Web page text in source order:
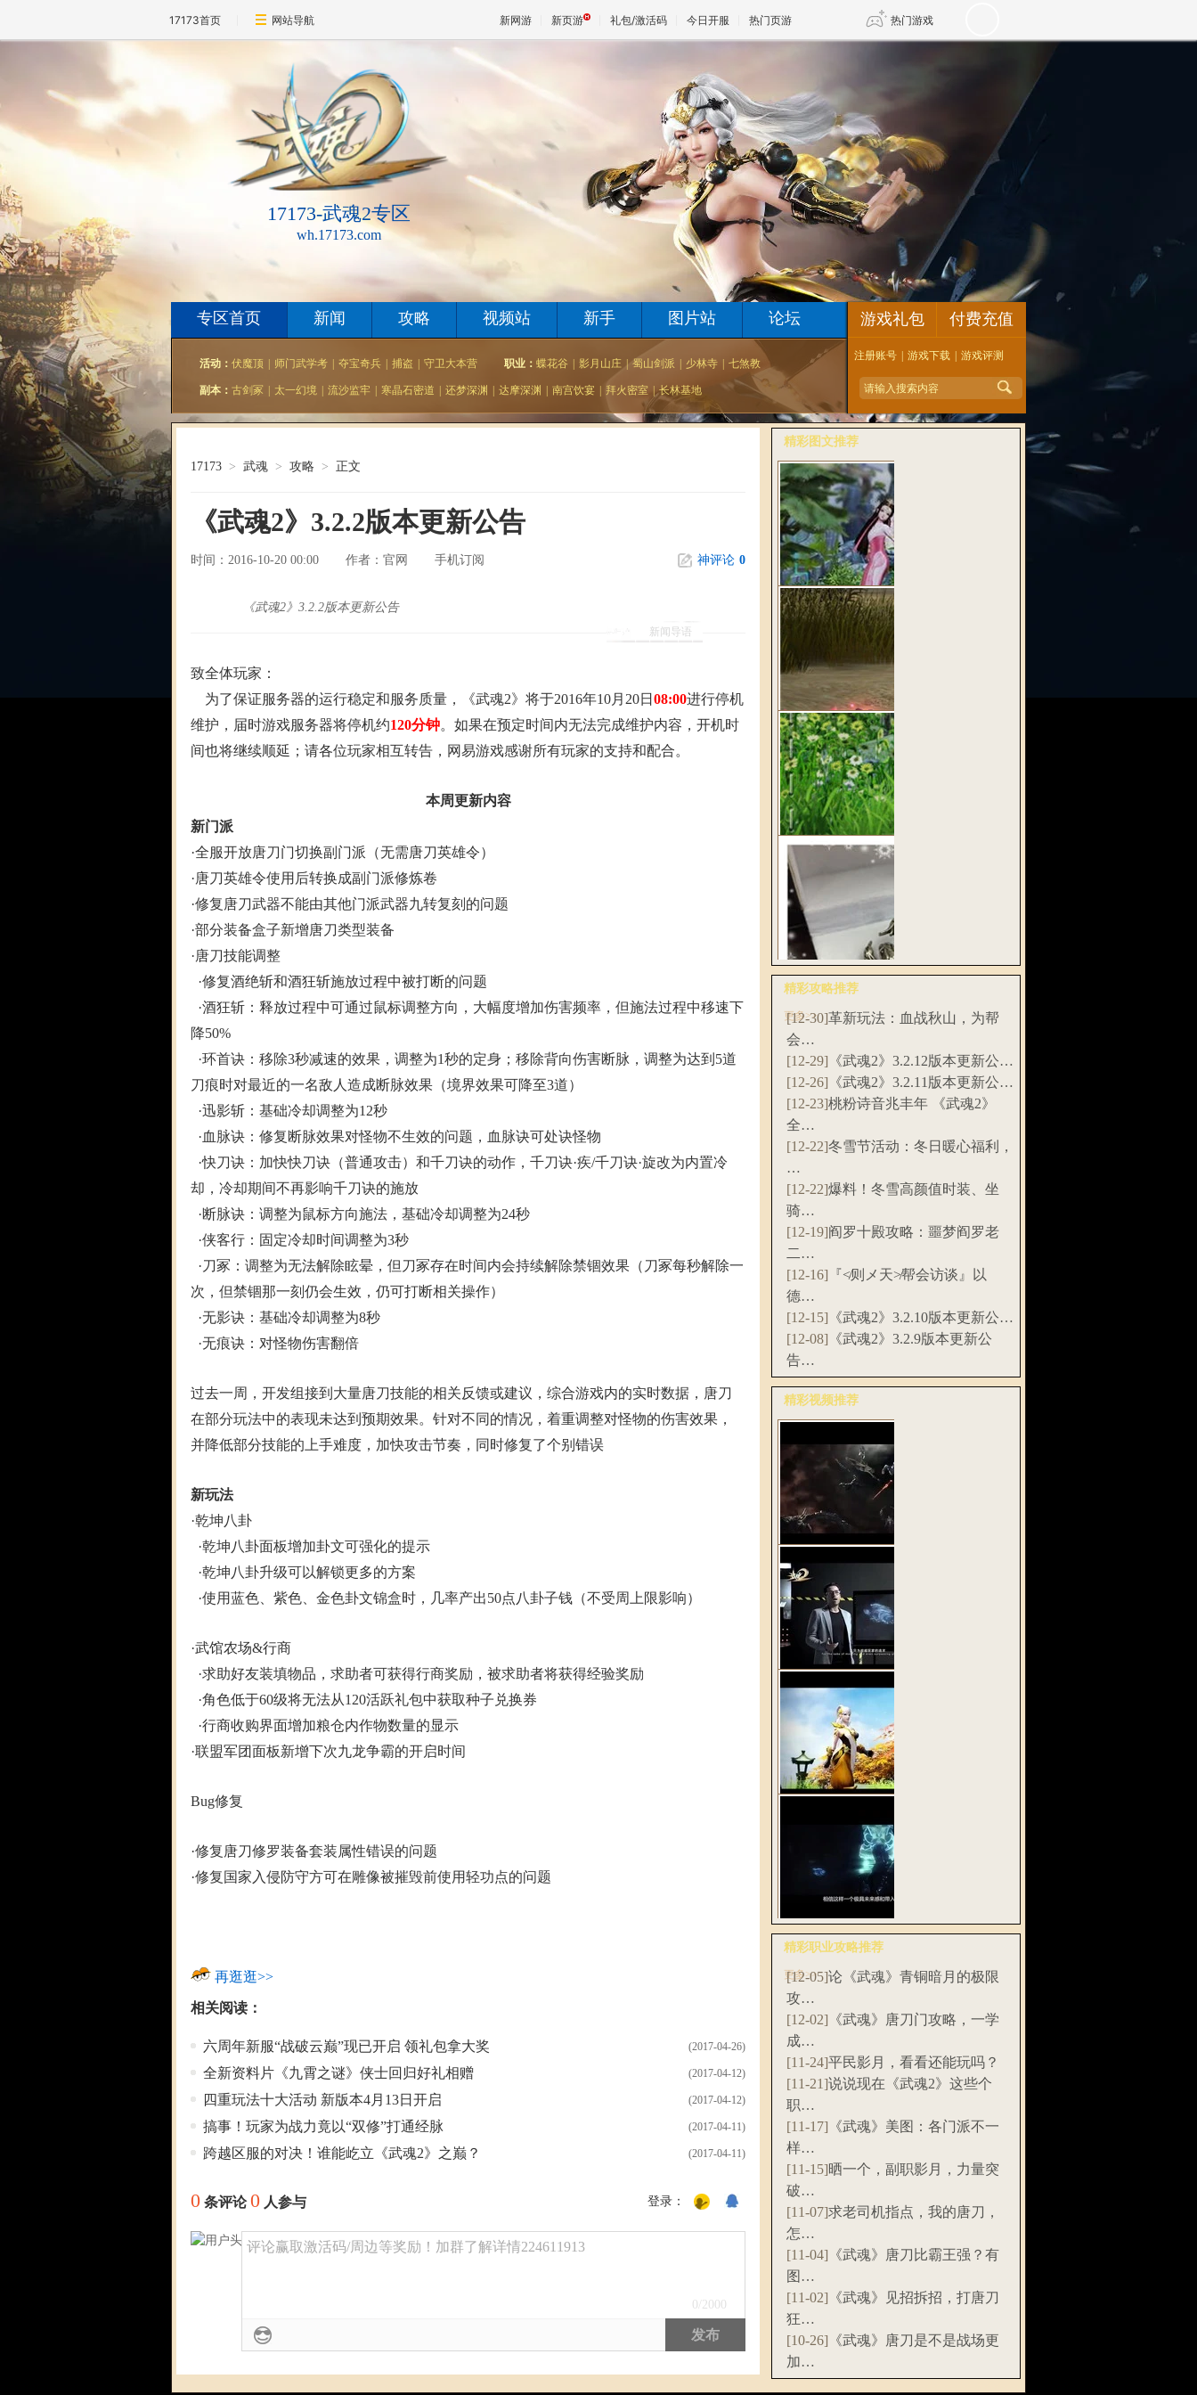
17173首页 网站导航 新网游 新页游 礼包/激活码 今日开服 热门页游 热门游戏
魔兽
天堂 剑网3旗舰版 新天龙八部
王权与自由 诛仙世界 仙剑世界
17173-武魂2专区
wh.17173.com
专区首页 新闻 攻略 视频站 新手 图片站 论坛
活动： 伏魔顶 师门武学考 夺宝奇兵 捕盗 守卫大本营 职业： 蝶花谷 影月山庄 蜀山剑派 少林寺 七煞教
副本： 古剑冢 太一幻境 流沙监牢 寒晶石密道 还梦深渊 达摩深渊 南宫饮宴 拜火密室 长林基地
游戏礼包 付费充值
注册账号 游戏下载 游戏评测
17173 > 武魂 > 攻略 > 正文
《武魂2》3.2.2版本更新公告
时间：2016-10-20 00:00 作者： 官网 手机订阅 神评论 0
新闻导语
《武魂2》3.2.2版本更新公告
致全体玩家：
为了保证服务器的运行稳定和服务质量，《武魂2》将于2016年10月20日 08:00进行停机
维护，届时游戏服务器将停机约120分钟。如果在预定时间内无法完成维护内容，开机时
间也将继续顺延；请各位玩家相互转告，网易游戏感谢所有玩家的支持和配合。
本周更新内容
新门派
·全服开放唐刀门切换副门派（无需唐刀英雄令）
·唐刀英雄令使用后转换成副门派修炼卷
·修复唐刀武器不能由其他门派武器九转复刻的问题
·部分装备盒子新增唐刀类型装备
·唐刀技能调整
·修复酒绝斩和酒狂斩施放过程中被打断的问题
·酒狂斩：释放过程中可通过鼠标调整方向，大幅度增加伤害频率，但施法过程中移速下
降50%
·环首诀：移除3秒减速的效果，调整为1秒的定身；移除背向伤害断脉，调整为达到5道
刀痕时对最近的一名敌人造成断脉效果（境界效果可降至3道）
·迅影斩：基础冷却调整为12秒
·血脉诀：修复断脉效果对怪物不生效的问题，血脉诀可处诀怪物
·快刀诀：加快快刀诀（普通攻击）和千刀诀的动作，千刀诀·疾/千刀诀·旋改为内置冷
却，冷却期间不再影响千刀诀的施放
·断脉诀：调整为鼠标方向施法，基础冷却调整为24秒
·侠客行：固定冷却时间调整为3秒
·刀冢：调整为无法解除眩晕，但刀冢存在时间内会持续解除禁锢效果（ 刀冢每秒解除一
次，但禁锢那一刻仍会生效，仍可打断相关操作）
·无影诀：基础冷却调整为8秒
·无痕诀：对怪物伤害翻倍
过去一周，开发组接到大量唐刀技能的相关反馈或建议，综合游戏内的实时数据，唐刀
在部分玩法中的表现未达到预期效果。针对不同的情况，着重调整对怪物的伤害效果，
并降低部分技能的上手难度，加快攻击节奏，同时修复了个别错误
新玩法
·乾坤八卦
·乾坤八卦面板增加卦文可强化的提示
·乾坤八卦升级可以解锁更多的方案
·使用蓝色、紫色、金色卦文锦盒时，几率产出50点八卦子钱（不受周上限影响）
·武馆农场&行商
·求助好友装填物品，求助者可获得行商奖励，被求助者将获得经验奖励
·角色低于60级将无法从120活跃礼包中获取种子兑换券
·行商收购界面增加粮仓内作物数量的显示
·联盟军团面板新增下次九龙争霸的开启时间
Bug修复
·修复唐刀修罗装备套装属性错误的问题
·修复国家入侵防守方可在雕像被摧毁前使用轻功点的问题
再逛逛>>
相关阅读：
(2017-04-26)
六周年新服“战破云巅”现已开启 领礼包拿大奖
(2017-04-12)
全新资料片《九霄之谜》侠士回归好礼相赠
(2017-04-12)
四重玩法十大活动 新版本4月13日开启
(2017-04-11)
搞事！玩家为战力竟以“双修”打通经脉
(2017-04-11)
跨越区服的对决！谁能屹立《武魂2》之巅？
0 条评论0 人参与 登录：
评论赢取激活码/周边等奖励！加群了解详情224611913
0 /2000
发布
精彩图文推荐
更多>>
桃粉诗音兆丰年
《武魂2》全…
爆料：纯古风桃
花扇，招财土…
《武魂》“千刀
破”资料片新…
爆料！《武魂2》
联赛特制实…
精彩攻略推荐
更多>>
[12-30]革新玩法：血战秋山，为帮
会…
[12-29] 《武魂2》3.2.12版本更新公…
[12-26] 《武魂2》3.2.11版本更新公…
[12-23]桃粉诗音兆丰年 《武魂2》
全…
[12-22]冬雪节活动：冬日暖心福利，
…
[12-22]爆料！冬雪高颜值时装、坐
骑…
[12-19]阎罗十殿攻略：噩梦阎罗老
二…
[12-16] 『≮则メ天≯帮会访谈』以
德…
[12-15] 《武魂2》3.2.10版本更新公…
[12-08] 《武魂2》3.2.9版本更新公
告…
精彩视频推荐
《武魂2》全息
CG预告片：天…
解密网易《武魂
2》全息实验…
《武魂2》多段式
轻功 战斗在…
网易将发布首款
全息动作网游…
精彩职业攻略推荐
更多>>
[12-05]论《武魂》青铜暗月的极限
攻…
[12-02] 《武魂》唐刀门攻略，一学
成…
[11-24]平民影月，看看还能玩吗？
[11-21]说说现在《武魂2》这些个
职…
[11-17] 《武魂》美图：各门派不一
样…
[11-15]晒一个，副职影月，力量突
破…
[11-07]求老司机指点，我的唐刀，
怎…
[11-04] 《武魂》唐刀比霸王强？有
图…
[11-02] 《武魂》见招拆招，打唐刀
狂…
[10-26] 《武魂》唐刀是不是战场更
加…